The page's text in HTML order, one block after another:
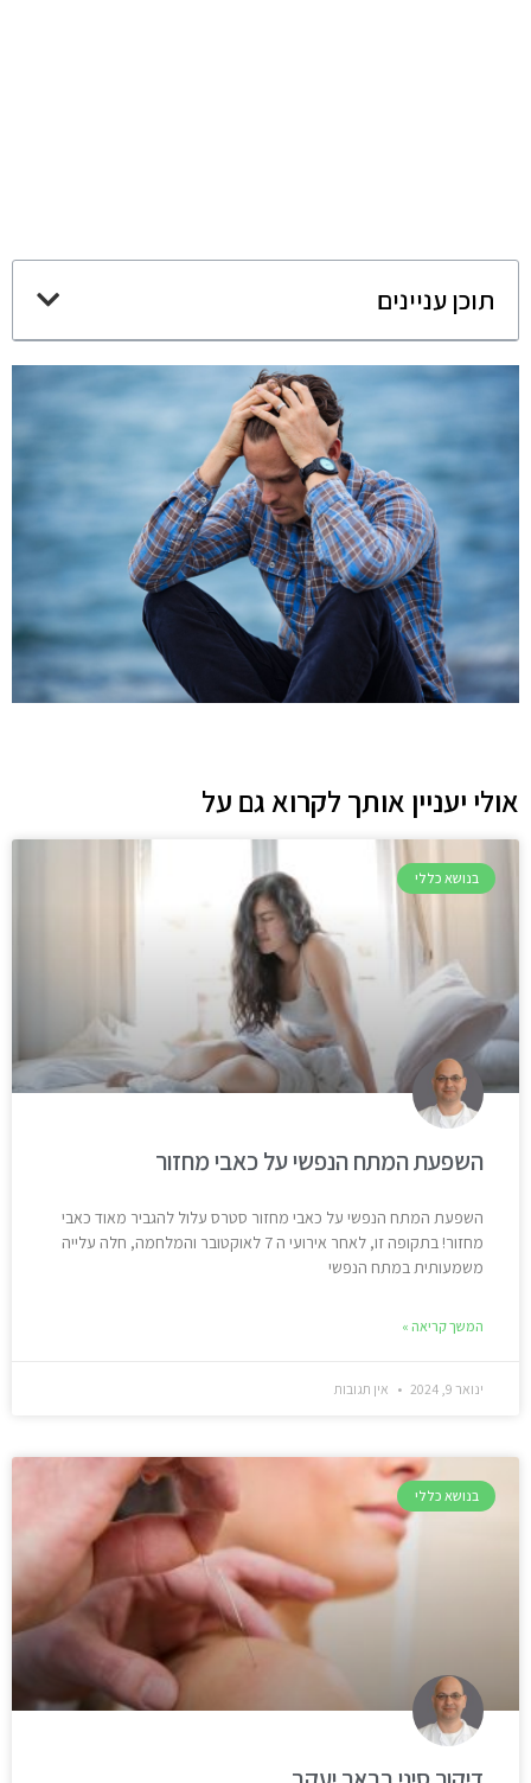
תוכן עניינים
אולי יעניין אותך לקרוא גם על
בנושא כללי
השפעת המתח הנפשי על כאבי מחזור
השפעת המתח הנפשי על כאבי מחזור סטרס עלול להגביר מאוד כאבי
מחזור! בתקופה זו, לאחר אירועי ה 7 לאוקטובר והמלחמה, חלה עלייה
משמעותית במתח הנפשי
המשך קריאה »
ינואר 9, 2024 אין תגובות
בנושא כללי